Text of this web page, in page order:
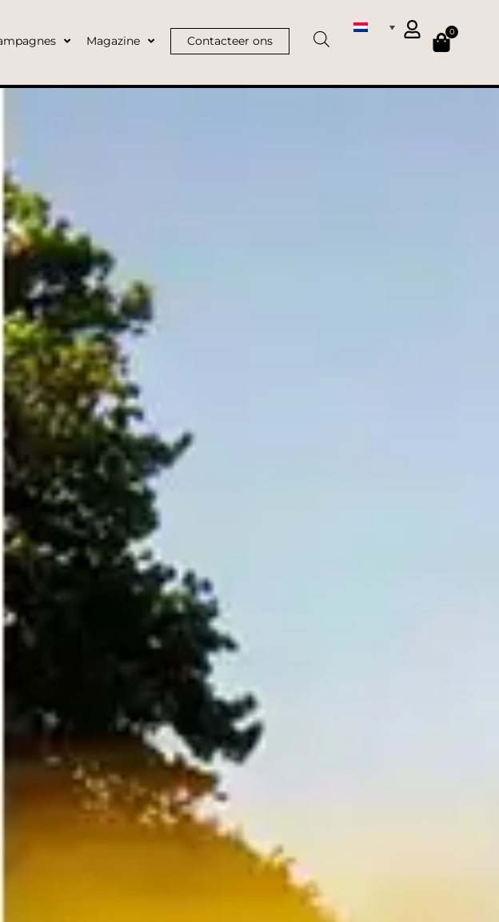
Magazine Contacteer ons
0